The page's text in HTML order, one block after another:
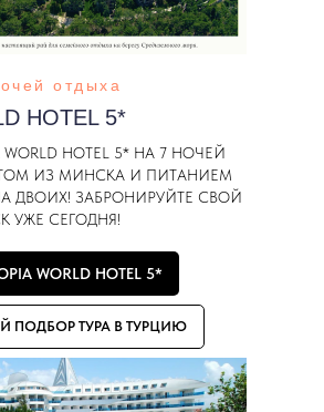
отдыха
HOTEL 5*
HOTEL 5* НА 7 НОЧЕЙ
ИЗ МИНСКА И ПИТАНИЕМ
ДВОИХ! ЗАБРОНИРУЙТЕ СВОЙ
УЖЕ СЕГОДНЯ!
WORLD HOTEL 5*
ПОДБОР ТУРА В ТУРЦИЮ